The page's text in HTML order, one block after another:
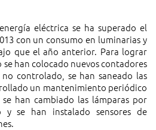
eléctrica se ha superado el
con un consumo en luminarias y
que el año anterior. Para lograr
han colocado nuevos contadores
controlado, se han saneado las
un mantenimiento periódico
han cambiado las lámparas por
se han instalado sensores de